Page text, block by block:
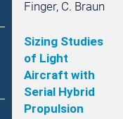
Finger, C. Braun
Sizing Studies
of Light
Aircraft with
Serial Hybrid
Propulsion